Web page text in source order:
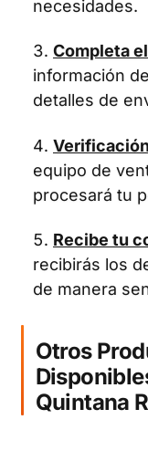
necesidades.
Completa
información
detalles de
equipo de
procesará tu
Recibe tu
recibirás los
de manera
Otros
Quintana